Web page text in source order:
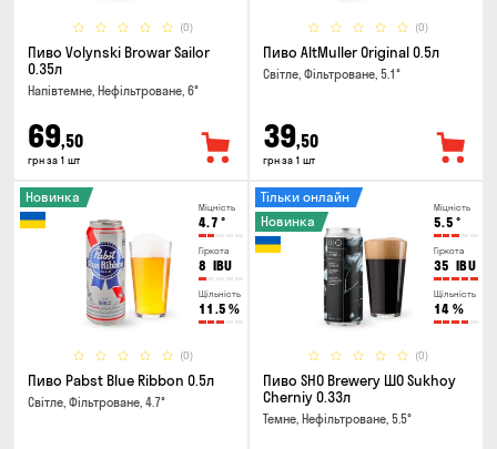
(0)
Пиво Volynski Browar Sailor
0.35л
Напівтемне, Нефільтроване, 6°
69,50
грн за 1 шт
(0)
Пиво AltMuller Original 0.5л
Світле, Фільтроване, 5.1°
39,50
грн за 1 шт
Міцність
4.7 °
Гіркота
8 IBU
Щільність
11.5 %
(0)
Новинка
Пиво Pabst Blue Ribbon 0.5л
Світле, Фільтроване, 4.7°
Міцність
5.5 °
Гіркота
35 IBU
Щільність
14 %
(0)
Тільки онлайн
Новинка
Пиво SHO Brewery ШО Sukhoy
Cherniy 0.33л
Темне, Нефільтроване, 5.5°